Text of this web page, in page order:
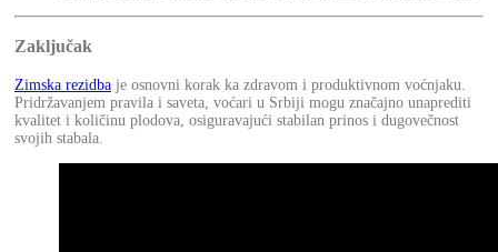
Zaključak
Zimska rezidba je osnovni korak ka zdravom i produktivnom voćnjaku.
Pridržavanjem pravila i saveta, voćari u Srbiji mogu značajno unaprediti
kvalitet i količinu plodova, osiguravajući stabilan prinos i dugovečnost
svojih stabala.